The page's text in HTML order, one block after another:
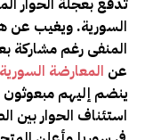
تدفع بعجلة الحوار
السورية. ويغيب عن
المنفى رغم مشاركة
عن المعارضة السورية
ينضم إليهم مبعوثون
استئناف الحوار بين